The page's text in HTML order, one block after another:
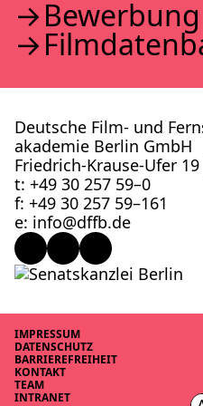
Bewer­bung
Deutsche Film- und
akademie Berlin GmbH
Friedrich-Krause-Ufer
t: +49 30 257 59–0
f: +49 30 257 59–161
e: info@​dffb.​de
IMPRES­SUM
DATEN­SCHUTZ
BAR­RIE­RE­FREI­HEIT
KON­TAKT
TEAM
INTRA­NET